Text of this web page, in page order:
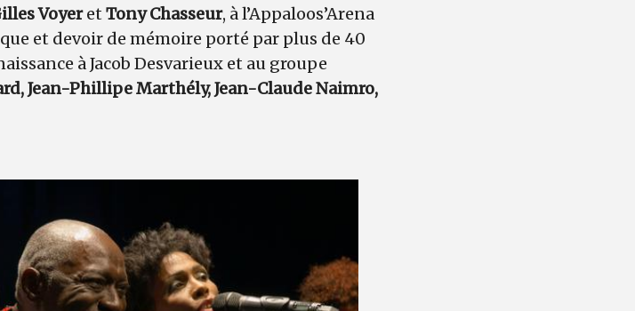
Voyeret Tony Chasseur, à l’Appaloos’Arena
et devoir de mémoire porté par plus de 40
à Jacob Desvarieux et au groupe
Jean-Phillipe Marthély, Jean-Claude Naimro,